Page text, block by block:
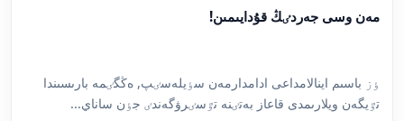
مەن وسى جەردٸڭ قۇدايىمىن!
ٶز باسىم اينالامداعى ادامدارمەن سٶيلەسٸپ, ەڭگٸمە بارىسىندا
تٷيگەن ويلارىمدى قاعاز بەتٸنە تٷسٸرۋگەندٸ جٶن ساناي...